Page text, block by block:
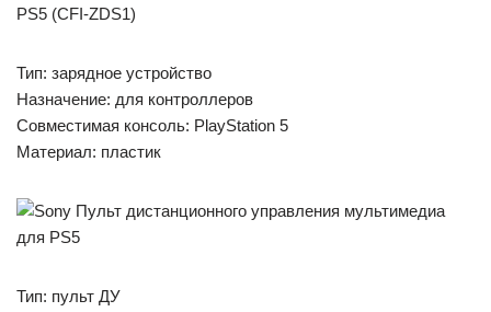
Тип: зарядное устройство
Назначение: для контроллеров
Совместимая консоль: PlayStation 5
Материал: пластик
Тип: пульт ДУ